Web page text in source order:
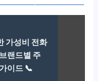
가성비 전화
랜드별 주
이드 📞